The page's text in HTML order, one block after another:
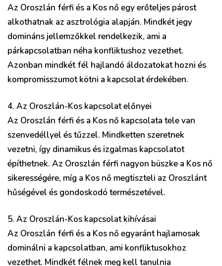
Az Oroszlán férfi és a Kos nő egy erőteljes párost
alkothatnak az asztrológia alapján. Mindkét jegy
domináns jellemzőkkel rendelkezik, ami a
párkapcsolatban néha konfliktushoz vezethet.
Azonban mindkét fél hajlandó áldozatokat hozni és
kompromisszumot kötni a kapcsolat érdekében.
4. Az Oroszlán-Kos kapcsolat előnyei
Az Oroszlán férfi és a Kos nő kapcsolata tele van
szenvedéllyel és tűzzel. Mindketten szeretnek
vezetni, így dinamikus és izgalmas kapcsolatot
építhetnek. Az Oroszlán férfi nagyon büszke a Kos nő
sikerességére, míg a Kos nő megtiszteli az Oroszlánt
hűségével és gondoskodó természetével.
5. Az Oroszlán-Kos kapcsolat kihívásai
Az Oroszlán férfi és a Kos nő egyaránt hajlamosak
dominálni a kapcsolatban, ami konfliktusokhoz
vezethet. Mindkét félnek meg kell tanulnia